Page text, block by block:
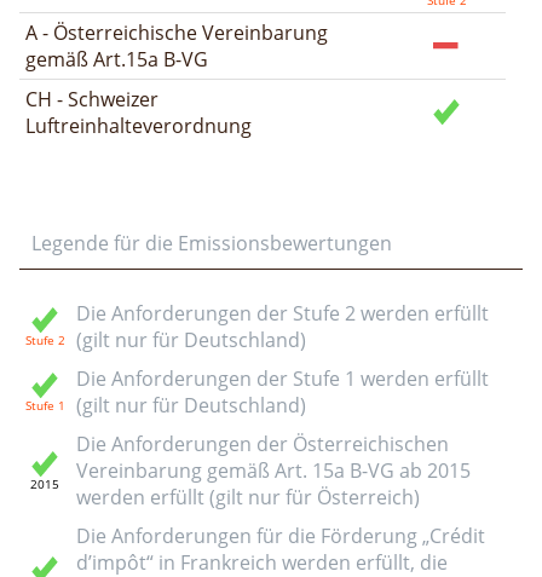
A - Österreichische Vereinbarung
gemäß Art.15a B-VG
CH - Schweizer
Luftreinhalteverordnung
Legende für die Emissionsbewertungen
Die Anforderungen der Stufe 2 werden erfüllt
(gilt nur für Deutschland)
Die Anforderungen der Stufe 1 werden erfüllt
(gilt nur für Deutschland)
Die Anforderungen der Österreichischen
Vereinbarung gemäß Art. 15a B-VG ab 2015
werden erfüllt (gilt nur für Österreich)
Die Anforderungen für die Förderung „Crédit
d’impôt“ in Frankreich werden erfüllt, die